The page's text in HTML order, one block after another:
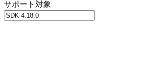
サポート対象